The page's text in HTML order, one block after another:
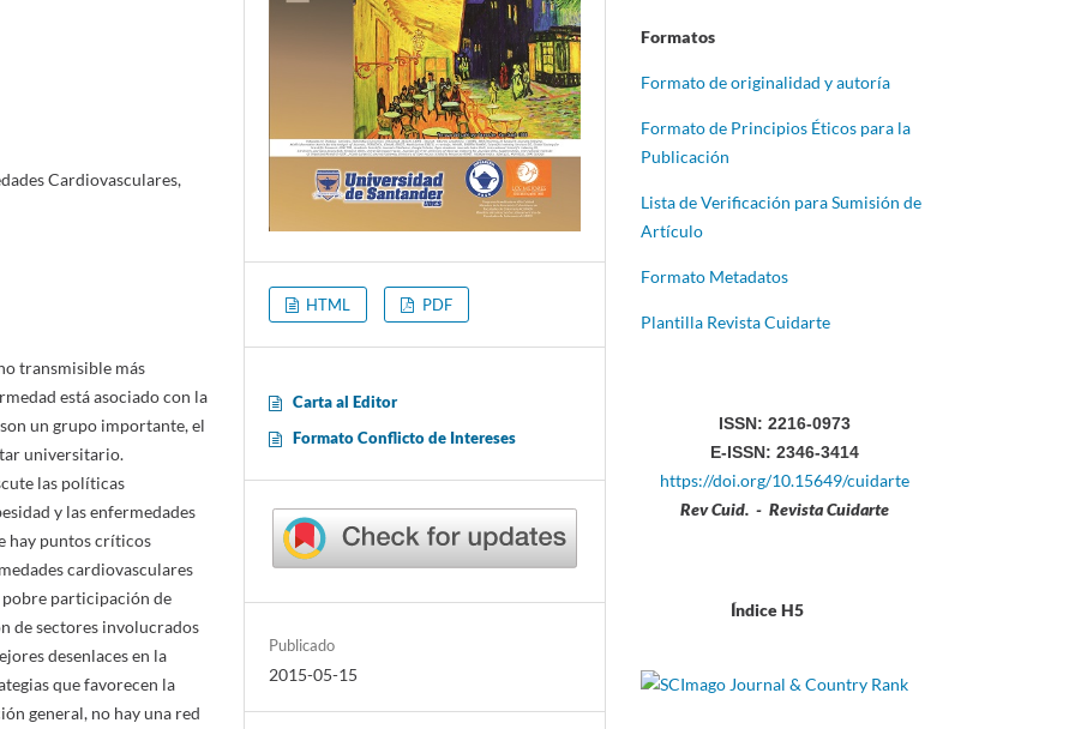
Cardiovasculares,
transmisible más
está asociado con la
un grupo importante, el
universitario.
las políticas
y las enfermedades
hay puntos críticos
cardiovasculares
participación de
de sectores involucrados
desenlaces en la
que favorecen la
general, no hay una red
HTML PDF
Carta al Editor
Formato Conflicto de Intereses
Publicado
2015-05-15
Formatos
Formato de originalidad y autoría
Formato de Principios Éticos para la
Publicación
Lista de Verificación para Sumisión de
Artículo
Formato Metadatos
Plantilla Revista Cuidarte
ISSN: 2216-0973
E-ISSN: 2346-3414
https://doi.org/10.15649/cuidarte
Rev Cuid. - Revista Cuidarte
Índice H5